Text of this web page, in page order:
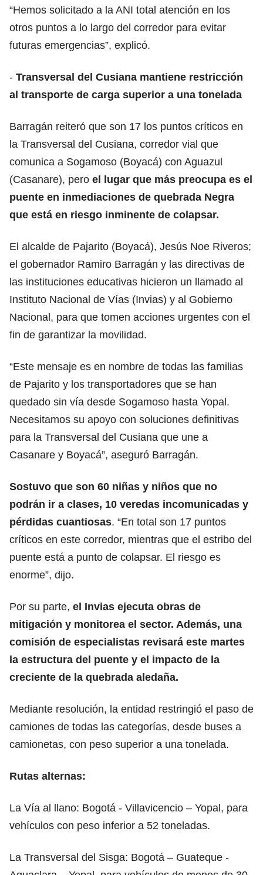
“Hemos solicitado a la ANI total atención en los
otros puntos a lo largo del corredor para evitar
futuras emergencias”, explicó.
- Transversal del Cusiana mantiene restricción
al transporte de carga superior a una tonelada
Barragán reiteró que son 17 los puntos críticos en
la Transversal del Cusiana, corredor vial que
comunica a Sogamoso (Boyacá) con Aguazul
(Casanare), pero el lugar que más preocupa es el
puente en inmediaciones de quebrada Negra
que está en riesgo inminente de colapsar.
El alcalde de Pajarito (Boyacá), Jesús Noe Riveros;
el gobernador Ramiro Barragán y las directivas de
las instituciones educativas hicieron un llamado al
Instituto Nacional de Vías (Invias) y al Gobierno
Nacional, para que tomen acciones urgentes con el
fin de garantizar la movilidad.
“Este mensaje es en nombre de todas las familias
de Pajarito y los transportadores que se han
quedado sin vía desde Sogamoso hasta Yopal.
Necesitamos su apoyo con soluciones definitivas
para la Transversal del Cusiana que une a
Casanare y Boyacá”, aseguró Barragán.
Sostuvo que son 60 niñas y niños que no
podrán ir a clases, 10 veredas incomunicadas y
pérdidas cuantiosas. “En total son 17 puntos
críticos en este corredor, mientras que el estribo del
puente está a punto de colapsar. El riesgo es
enorme”, dijo.
Por su parte, el Invias ejecuta obras de
mitigación y monitorea el sector. Además, una
comisión de especialistas revisará este martes
la estructura del puente y el impacto de la
creciente de la quebrada aledaña.
Mediante resolución, la entidad restringió el paso de
camiones de todas las categorías, desde buses a
camionetas, con peso superior a una tonelada.
Rutas alternas:
La Vía al llano: Bogotá - Villavicencio – Yopal, para
vehículos con peso inferior a 52 toneladas.
La Transversal del Sisga: Bogotá – Guateque -